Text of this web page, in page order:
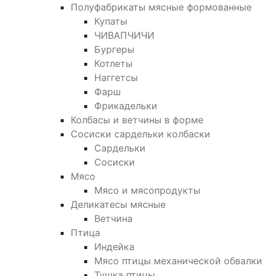
Полуфабрикаты мясные формованные
Купаты
ЧИВАПЧИЧИ
Бургеры
Котлеты
Наггетсы
Фарш
Фрикадельки
Колбасы и ветчины в форме
Сосиски сардельки колбаски
Сардельки
Сосиски
Мясо
Мясо и мясопродукты
Деликатесы мясные
Ветчина
Птица
Индейка
Мясо птицы механической обвалки